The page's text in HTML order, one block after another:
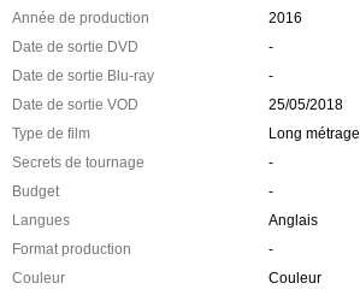
Année de production
2016
Date de sortie DVD
-
Date de sortie Blu-ray
-
Date de sortie VOD
25/05/2018
Type de film
Long métrage
Secrets de tournage
-
Budget
-
Langues
Anglais
Format production
-
Couleur
Couleur